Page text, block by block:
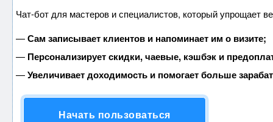
Чат-бот для мастеров и специалистов, который упрощает
—Сам записывает клиентов и напоминает им о визите;
— Персонализирует скидки, чаевые, кэшбэк и
—Увеличивает доходимость и помогает больше
Начать пользоваться